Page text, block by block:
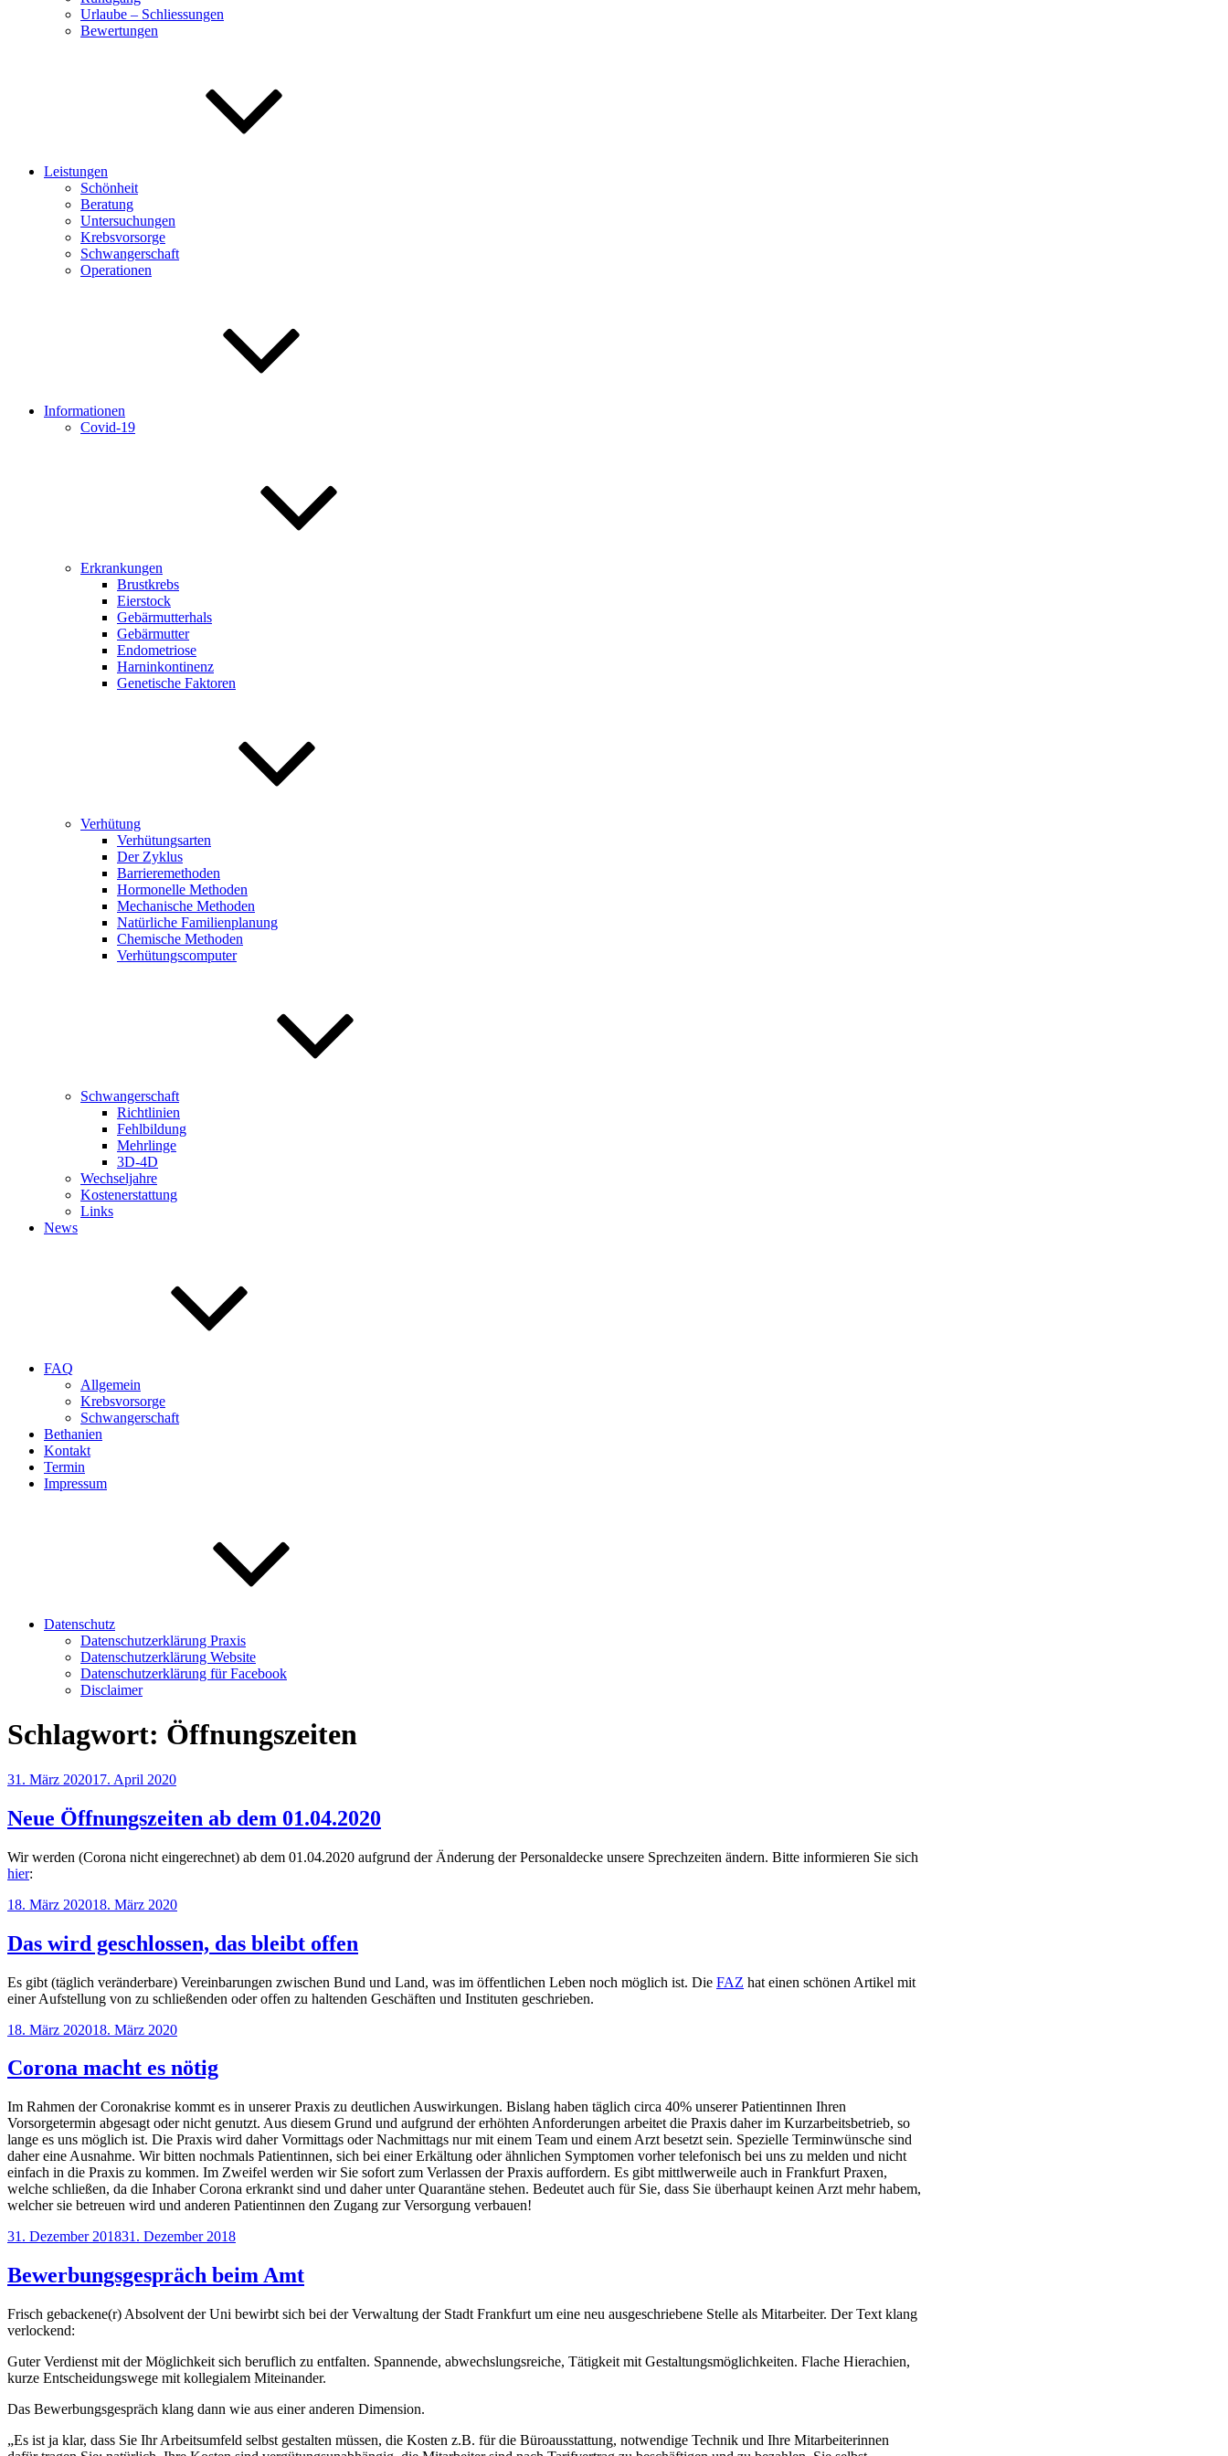
Urlaube – Schliessungen
Bewertungen
Leistungen
Schönheit
Beratung
Untersuchungen
Krebsvorsorge
Schwangerschaft
Operationen
Informationen
Covid-19
Erkrankungen
Brustkrebs
Eierstock
Gebärmutterhals
Gebärmutter
Endometriose
Harninkontinenz
Genetische Faktoren
Verhütung
Verhütungsarten
Der Zyklus
Barrieremethoden
Hormonelle Methoden
Mechanische Methoden
Natürliche Familienplanung
Chemische Methoden
Verhütungscomputer
Schwangerschaft
Richtlinien
Fehlbildung
Mehrlinge
3D-4D
Wechseljahre
Kostenerstattung
Links
News
FAQ
Allgemein
Krebsvorsorge
Schwangerschaft
Bethanien
Kontakt
Termin
Impressum
Datenschutz
Datenschutzerklärung Praxis
Datenschutzerklärung Website
Datenschutzerklärung für Facebook
Disclaimer
Schlagwort: Öffnungszeiten
Veröffentlicht
31. März 202017. April 2020
Neue Öffnungszeiten ab dem 01.04.2020
Wir werden (Corona nicht eingerechnet) ab dem 01.04.2020 aufgrund der Änderung der Personaldecke unsere Sprechzeiten ändern. Bitte informieren Sie sich
hier:
Veröffentlicht
18. März 202018. März 2020
Das wird geschlossen, das bleibt offen
Es gibt (täglich veränderbare) Vereinbarungen zwischen Bund und Land, was im öffentlichen Leben noch möglich ist. Die FAZ hat einen schönen Artikel mit
einer Aufstellung von zu schließenden oder offen zu haltenden Geschäften und Instituten geschrieben.
Veröffentlicht
18. März 202018. März 2020
Corona macht es nötig
Im Rahmen der Coronakrise kommt es in unserer Praxis zu deutlichen Auswirkungen. Bislang haben täglich circa 40% unserer Patientinnen Ihren
Vorsorgetermin abgesagt oder nicht genutzt. Aus diesem Grund und aufgrund der erhöhten Anforderungen arbeitet die Praxis daher im Kurzarbeitsbetrieb, so
lange es uns möglich ist. Die Praxis wird daher Vormittags oder Nachmittags nur mit einem Team und einem Arzt besetzt sein. Spezielle Terminwünsche sind
daher eine Ausnahme. Wir bitten nochmals Patientinnen, sich bei einer Erkältung oder ähnlichen Symptomen vorher telefonisch bei uns zu melden und nicht
einfach in die Praxis zu kommen. Im Zweifel werden wir Sie sofort zum Verlassen der Praxis auffordern. Es gibt mittlwerweile auch in Frankfurt Praxen,
welche schließen, da die Inhaber Corona erkrankt sind und daher unter Quarantäne stehen. Bedeutet auch für Sie, dass Sie überhaupt keinen Arzt mehr habem,
welcher sie betreuen wird und anderen Patientinnen den Zugang zur Versorgung verbauen!
Veröffentlicht
31. Dezember 201831. Dezember 2018
Bewerbungsgespräch beim Amt
Frisch gebackene(r) Absolvent der Uni bewirbt sich bei der Verwaltung der Stadt Frankfurt um eine neu ausgeschriebene Stelle als Mitarbeiter. Der Text klang
verlockend:
Guter Verdienst mit der Möglichkeit sich beruflich zu entfalten. Spannende, abwechslungsreiche, Tätigkeit mit Gestaltungsmöglichkeiten. Flache Hierachien,
kurze Entscheidungswege mit kollegialem Miteinander.
Das Bewerbungsgespräch klang dann wie aus einer anderen Dimension.
„Es ist ja klar, dass Sie Ihr Arbeitsumfeld selbst gestalten müssen, die Kosten z.B. für die Büroausstattung, notwendige Technik und Ihre Mitarbeiterinnen